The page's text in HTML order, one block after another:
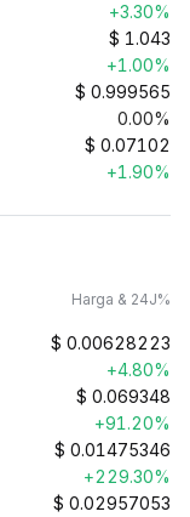
+3.30%
$ 1.043
+1.00%
$ 0.999565
0.00%
$ 0.07102
+1.90%
Harga & 24J%
$ 0.00628223
+4.80%
$ 0.069348
+91.20%
$ 0.01475346
+229.30%
$ 0.02957053